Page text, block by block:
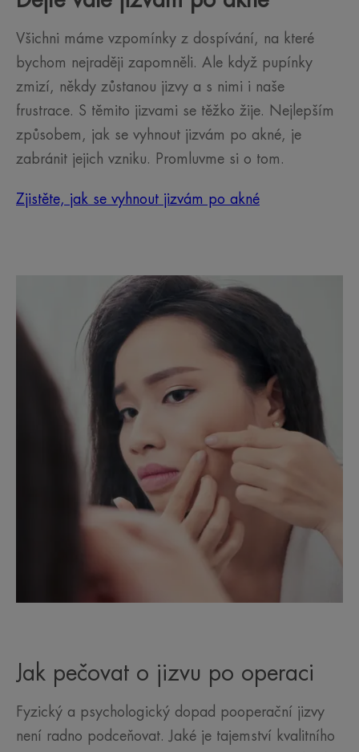
Všichni máme vzpomínky z dospívání, na které
bychom nejraději zapomněli. Ale když pupínky
zmizí, někdy zůstanou jizvy a s nimi i naše
frustrace. S těmito jizvami se těžko žije. Nejlepším
způsobem, jak se vyhnout jizvám po akné, je
zabránit jejich vzniku. Promluvme si o tom.
Zjistěte, jak se vyhnout jizvám po akné
Jak pečovat o jizvu po operaci
Fyzický a psychologický dopad pooperační jizvy
není radno podceňovat. Jaké je tajemství kvalitního